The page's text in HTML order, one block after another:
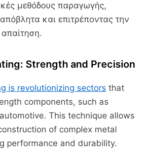
μεθόδους παραγωγής,
και επιτρέποντας την
Strength and Precision
is revolutionizing sectors that
components, such as
This technique allows
of complex metal
performance and durability.